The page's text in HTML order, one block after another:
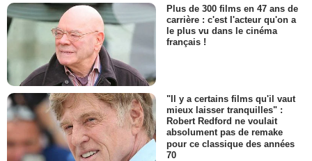
Plus de 300 films en 47 ans de
carrière : c'est l'acteur qu'on a
le plus vu dans le cinéma
français !
"Il y a certains films qu'il vaut
mieux laisser tranquilles" :
Robert Redford ne voulait
absolument pas de remake
pour ce classique des années
70